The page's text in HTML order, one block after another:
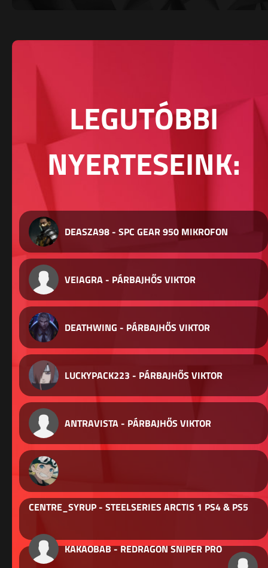
LEGUTÓBBI
NYERTESEINK:
DEASZA98 - SPC GEAR 950 MIKROFON
VEIAGRA - PÁRBAJHŐS VIKTOR
DEATHWING - PÁRBAJHŐS VIKTOR
LUCKYPACK223 - PÁRBAJHŐS VIKTOR
ANTRAVISTA - PÁRBAJHŐS VIKTOR
CENTRE_SYRUP - STEELSERIES ARCTIS 1 PS4 & PS5
KAKAOBAB - REDRAGON SNIPER PRO